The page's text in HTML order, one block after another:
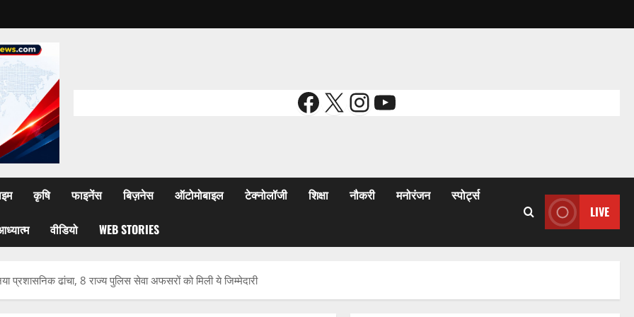
Facebook
X Instagram
YouTube
कृषि फाइनेंस बिज़नेस ऑटोमोबाइल टेक्नोलॉजी शिक्षा नौकरी मनोरंजन स्पोर्ट्स
वीडियो WEB STORIES
LIVE
प्रशासनिक ढांचा, 8 राज्य पुलिस सेवा अफसरों को मिली ये जिम्मेदारी